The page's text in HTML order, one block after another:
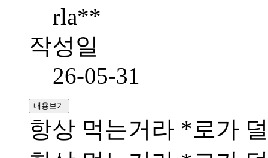
rla**
작성일
26-05-31
내용보기
항상 먹는거라 *로가